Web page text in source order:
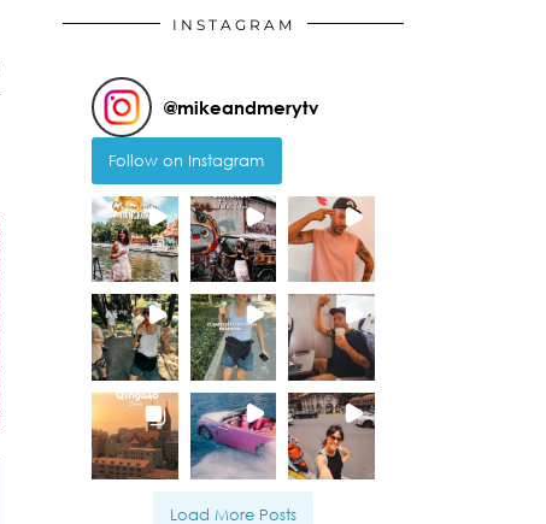
INSTAGRAM
@mikeandmerytv
Follow on Instagram
Load More Posts